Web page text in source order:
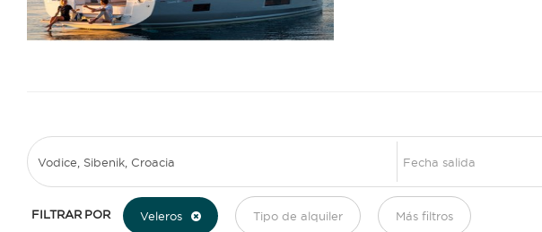
FILTRAR POR Veleros Tipo de alquiler Más filtros
1